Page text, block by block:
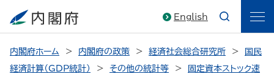
English
内閣府ホーム 内閣府の政策 経済社会総合研究所
国民
経済計算（GDP統計）
その他の統計等
固定資本ストック速